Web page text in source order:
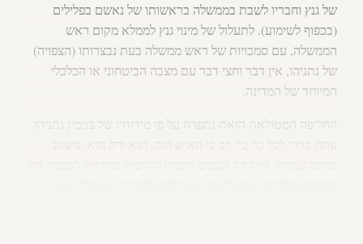
של גנץ וחבריו לשבת בממשלה בראשותו של נאשם בפלילים
(בכפוף לשימוע). לתעלול של מינוי גנץ לממלא מקום ראש
הממשלה, עם סמכויות של ראש ממשלה בעת נבצרותו (הצפויה)
של נתניהו, אין דבר וחצי דבר עם מצבה הביטחוני או הכלכלי
המיוחד של המדינה.
החליפה המטולאת הזאת נתפרה על פי מידותיו של בנימין נתניהו.